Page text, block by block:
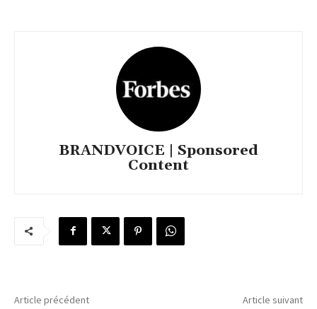
BRANDVOICE | Sponsored
Content
Article précédent Article suivant